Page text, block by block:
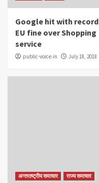
Google hit with record
EU fine over Shopping
service
public-voice.in July 18, 2018
अन्तराष्ट्रीय समाचार राज्य समाचार